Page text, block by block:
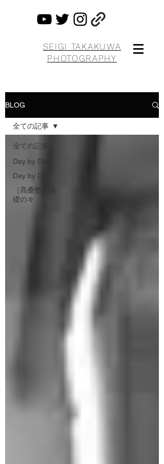
SEIGI TAKAKUWA
PHOTOGRAPHY
BLOG
全ての記事
Day by Day
Day by Day
［髙桑塾］基
礎のキ
全ての記事